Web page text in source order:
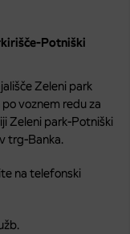
Potniški
Zeleni park
voznem redu za
Zeleni park-Potniški
trg-Banka.
na telefonski